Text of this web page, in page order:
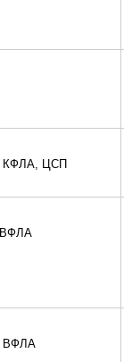
КФЛА, ЦСП
ВФЛА
ВФЛА